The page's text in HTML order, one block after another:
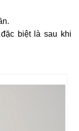
biệt là sau khi